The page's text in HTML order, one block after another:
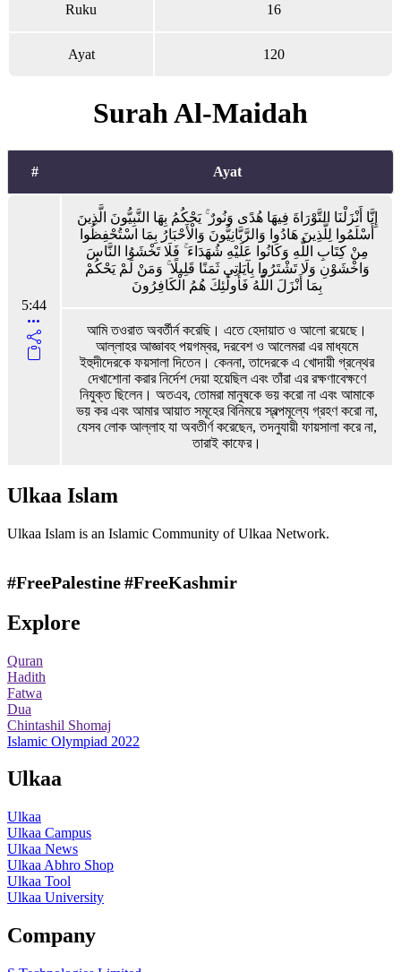
Ruku 16
Ayat 120
Surah Al-Maidah
# Ayat
5:44
إِنَّا أَنْزَلْنَا التَّوْرَاةَ فِيهَا هُدًى وَنُورٌ ۚ يَحْكُمُ بِهَا النَّبِيُّونَ الَّذِينَ
أَسْلَمُوا لِلَّذِينَ هَادُوا وَالرَّبَّانِيُّونَ وَالْأَحْبَارُ بِمَا اسْتُحْفِظُوا
مِنْ كِتَابِ اللَّهِ وَكَانُوا عَلَيْهِ شُهَدَاءَ ۚ فَلَا تَخْشَوُا النَّاسَ
وَاخْشَوْنِ وَلَا تَشْتَرُوا بِآيَاتِي ثَمَنًا قَلِيلًا ۚ وَمَنْ لَمْ يَحْكُمْ
بِمَا أَنْزَلَ اللَّهُ فَأُولَٰئِكَ هُمُ الْكَافِرُونَ
আমি তওরাত অবর্তীর্ন করেছি। এতে হেদায়াত ও আলো রয়েছে।
আল্লাহর আজ্ঞাবহ পয়গম্বর, দরবেশ ও আলেমরা এর মাধ্যমে
ইহুদীদেরকে ফয়সালা দিতেন। কেননা, তাদেরকে এ খোদায়ী গ্রন্থের
দেখাশোনা করার নির্দেশ দেয়া হয়েছিল এবং তাঁরা এর রক্ষণাবেক্ষণে
নিযুক্ত ছিলেন। অতএব, তোমরা মানুষকে ভয় করো না এবং আমাকে
ভয় কর এবং আমার আয়াত সমূহের বিনিময়ে স্বল্পমূল্যে গ্রহণ করো না,
যেসব লোক আল্লাহ যা অবতীর্ণ করেছেন, তদনুযায়ী ফায়সালা করে না,
তারাই কাফের।
Ulkaa Islam
Ulkaa Islam is an Islamic Community of Ulkaa Network.
#FreePalestine#FreeKashmir
Explore
Quran
Hadith
Fatwa
Dua
Chintashil Shomaj
Islamic Olympiad 2022
Ulkaa
Ulkaa
Ulkaa Campus
Ulkaa News
Ulkaa Abhro Shop
Ulkaa Tool
Ulkaa University
Company